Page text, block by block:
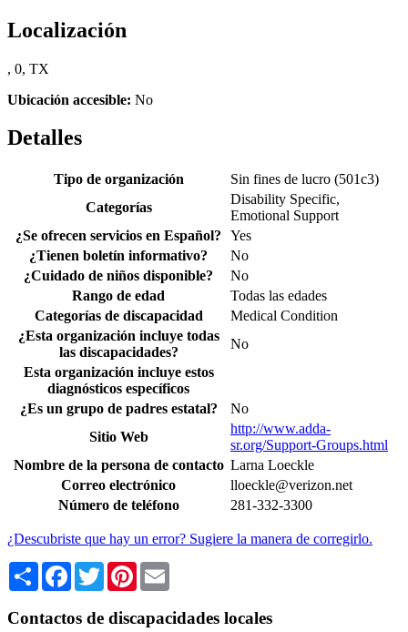
Localización
, 0, TX
Ubicación accesible: No
Detalles
Tipo de organización
Sin fines de lucro (501c3)
Categorías
Disability Specific,
Emotional Support
¿Se ofrecen servicios en Español?
Yes
¿Tienen boletín informativo?
No
¿Cuidado de niños disponible?
No
Rango de edad
Todas las edades
Categorías de discapacidad
Medical Condition
¿Esta organización incluye todas
las discapacidades?
No
Esta organización incluye estos
diagnósticos específicos
¿Es un grupo de padres estatal?
No
Sitio Web
http://www.adda-
sr.org/Support-Groups.html
Nombre de la persona de contacto Larna Loeckle
Correo electrónico
lloeckle@verizon.net
Número de teléfono
281-332-3300
¿Descubriste que hay un error? Sugiere la manera de corregirlo.
Share Facebook
TwitterPinterest
Contactos de discapacidades locales